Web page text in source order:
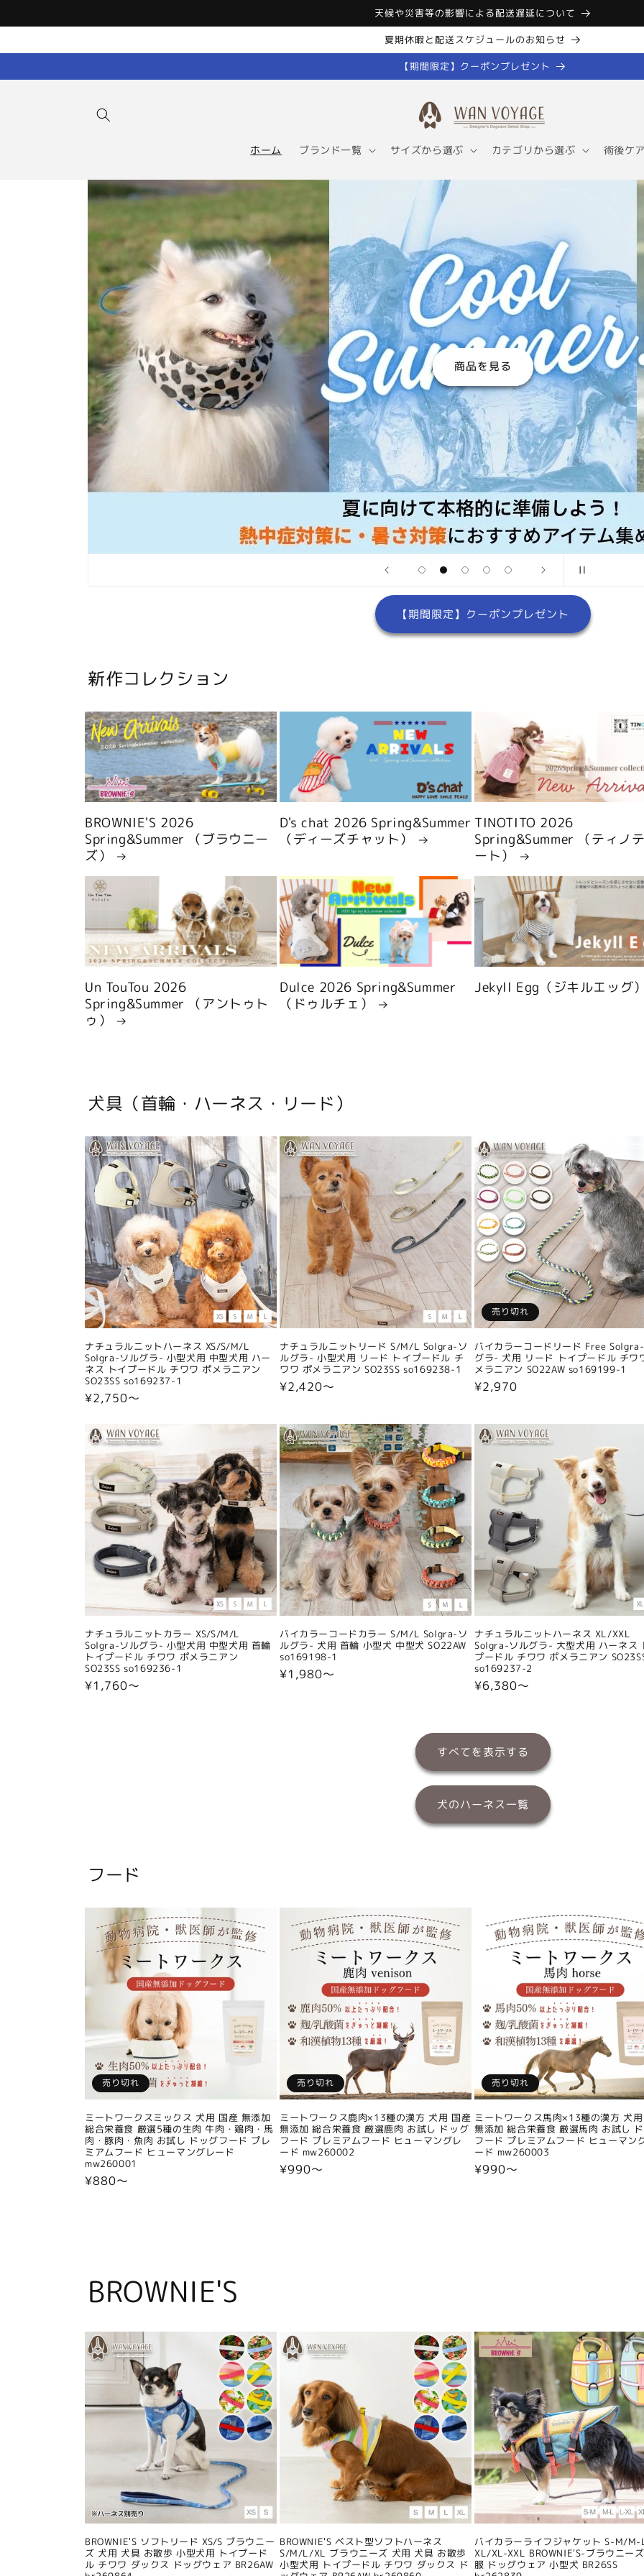
ツに進む
天候や災害等の影響による配送遅延について
夏期休暇と配送スケジュールのお知らせ
【期間限定】クーポンプレゼント
ホーム ブランド一覧 サイズから選ぶ カテゴリから選ぶ 術後ケ
商品を見る
【期間限定】クーポンプレゼント
新作コレクション
BROWNIE'S 2026
Spring&Summer （ブラウニー
ズ）
D's chat 2026 Spring&Summer
（ディーズチャット）
TINOTITO 2026
Spring&Summer （ティノ
ート）
Un TouTou 2026
Spring&Summer （アントゥト
ゥ）
Dulce 2026 Spring&Summer
（ドゥルチェ）
Jekyll Egg（ジキルエッグ
犬具（首輪・ハーネス・リード）
ナチュラルニットハーネス XS/S/M/L
Solgra-ソルグラ- 小型犬用 中型犬用 ハー
ネス トイプードル チワワ ポメラニアン
SO23SS so169237-1
通
価
格
¥2,750〜
ナチュラルニットリード S/M/L Solgra-ソ
ルグラ- 小型犬用 リード トイプードル チ
ワワ ポメラニアン SO23SS so169238-1
通
格
¥2,420〜
売り切れ
バイカラーコードリード Free
グラ- 犬用 リード トイプードル チワ
メラニアン SO22AW so169199-1
通
格
¥2,970
ナチュラルニットカラー XS/S/M/L
Solgra-ソルグラ- 小型犬用 中型犬用 首輪
トイプードル チワワ ポメラニアン
SO23SS so169236-1
通
¥1,760〜
バイカラーコードカラー S/M/L Solgra-ソ
ルグラ- 犬用 首輪 小型犬 中型犬 SO22AW
so169198-1
通
¥1,980〜
ナチュラルニットハーネス XL/XXL
Solgra-ソルグラ- 大型犬用 ハーネス
プードル チワワ ポメラニアン
so169237-2
通
格
¥6,380〜
すべてを表示する
犬のハーネス一覧
フード
売り切れ
ミートワークスミックス 犬用 国産 無添加
総合栄養食 厳選5種の生肉 牛肉・鶏肉・馬
肉・豚肉・魚肉 お試し ドッグフード プレ
ミアムフード ヒューマングレード
mw260001
通
¥880〜
売り切れ
ミートワークス鹿肉×13種の漢方 犬用 国産
無添加 総合栄養食 厳選鹿肉 お試し ドッグ
フード プレミアムフード ヒューマングレ
ード mw260002
通
¥990〜
売り切れ
ミートワークス馬肉×13種の漢方 犬
無添加 総合栄養食 厳選馬肉 お試し
フード プレミアムフード ヒューマン
ード mw260003
通
¥990〜
BROWNIE'S
BROWNIE'S ソフトリード XS/S ブラウニー
ズ 犬用 犬具 お散歩 小型犬用 トイプード
ル チワワ ダックス ドッグウェア BR26AW
BROWNIE'S ベスト型ソフトハーネス
S/M/L/XL ブラウニーズ 犬用 犬具 お散歩
小型犬用 トイプードル チワワ ダックス ド
バイカラーライフジャケット S-M/
XL/XL-XXL BROWNIE'S-ブラウニー
服 ドッグウェア 小型犬 BR26SS